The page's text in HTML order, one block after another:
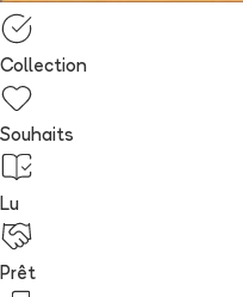
Collection
Souhaits
Lu
Prêt